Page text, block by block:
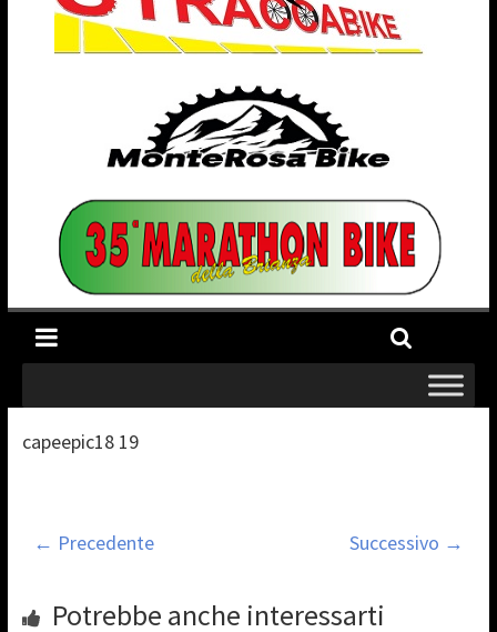
capeepic18 19
← Precedente Successivo →
Potrebbe anche interessarti